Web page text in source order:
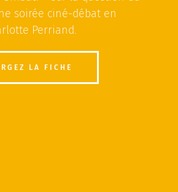
soirée ciné-débat en
Perriand.
LA FICHE